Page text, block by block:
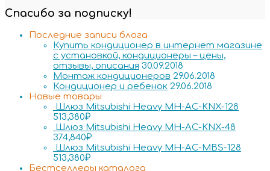
Спасибо за подписку!
Последние записи блога
Купить кондиционер в интернет магазине
с установкой, кондиционеры – цены,
отзывы, описания 30.09.2018
Монтаж кондиционеров 29.06.2018
Кондиционер и ребенок 29.06.2018
Новые товары
Шлюз Mitsubishi Heavy MH-AC-KNX-128
513,380₽
Шлюз Mitsubishi Heavy MH-AC-KNX-48
374,840₽
Шлюз Mitsubishi Heavy MH-AC-MBS-128
513,380₽
Бестселлеры каталога